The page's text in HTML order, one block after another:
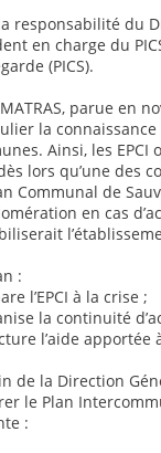
responsabilité du
en charge du
(PICS).
parue en
la
Ainsi, les EPCI
lors qu’une des
Communal de
en cas
:
l’EPCI à la crise ;
la continuité
l’aide apportée
de la Direction
le Plan
: